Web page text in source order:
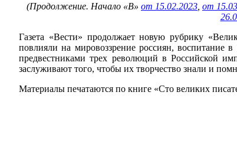
(Продолжение. Начало «В» от 15.02.2023 от
Газета «Вести» продолжает новую рубрику
повлияли на мировоззрение россиян, воспитание
предвестниками трех революций в Российской
заслуживают того, чтобы их творчество знали и
Материалы печатаются по книге «Сто великих